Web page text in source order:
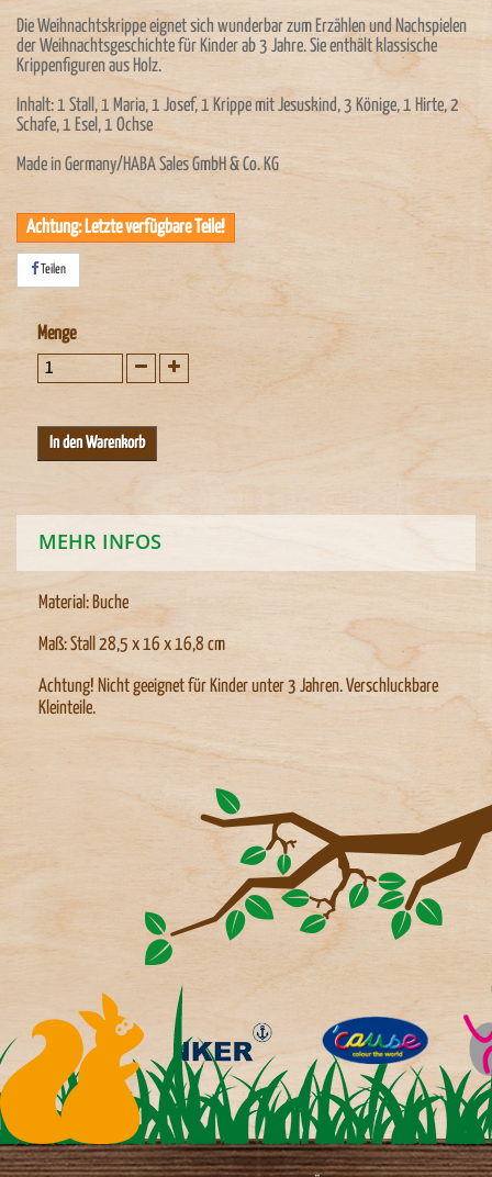
Die Weihnachtskrippe eignet sich wunderbar zum Erzählen und Nachspielen
der Weihnachtsgeschichte für Kinder ab 3 Jahre. Sie enthält klassische
Krippenfiguren aus Holz.
Inhalt: 1 Stall, 1 Maria, 1 Josef, 1 Krippe mit Jesuskind, 3 Könige, 1 Hirte, 2
Schafe, 1 Esel, 1 Ochse
Made in Germany/HABA Sales GmbH & Co. KG
Achtung: Letzte verfügbare Teile!
Teilen
Menge
MEHR INFOS
Material: Buche
Maß: Stall 28,5 x 16 x 16,8 cm
Achtung! Nicht geeignet für Kinder unter 3 Jahren. Verschluckbare
Kleinteile.